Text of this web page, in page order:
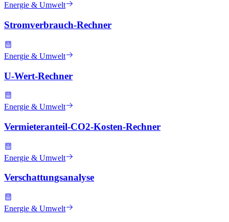
Energie & Umwelt
Stromverbrauch-Rechner
Energie & Umwelt
U-Wert-Rechner
Energie & Umwelt
Vermieteranteil-CO2-Kosten-Rechner
Energie & Umwelt
Verschattungsanalyse
Energie & Umwelt